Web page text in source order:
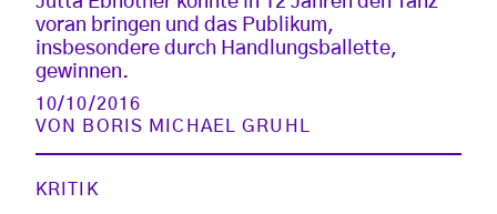
voran bringen und das Publikum,
insbesondere durch Handlungsballette,
gewinnen.
10/10/2016
VON
BORIS MICHAEL GRUHL
KRITIK